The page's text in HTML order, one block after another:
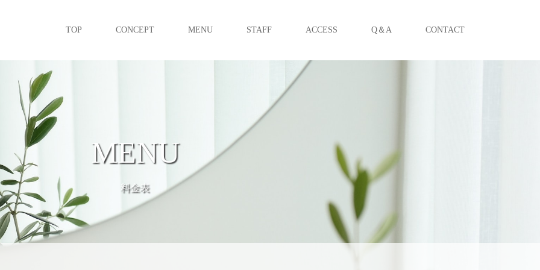
TOP CONCEPT MENU STAFF ACCESS Q＆A CONTACT
MENU
料金表